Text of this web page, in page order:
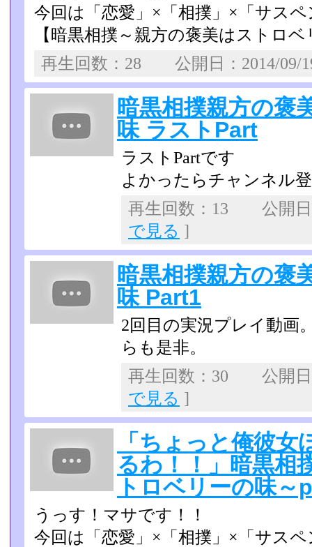
今回は「恋愛」×「相撲」×「サス
【暗黒相撲～親方の褒美はストロ
再生回数：28 公開日：2014/
暗黒相撲親方の褒
味 ラストPart
ラストPartです
よかったらチャンネル
再生回数：13 公開
で見る ]
暗黒相撲親方の褒
味 Part1
2回目の実況プレイ動画
らも是非。
再生回数：30 公開
で見る ]
「ちょっと俺彼
るわ！！」暗黒相
トロベリーの味
うっす！マサです！！
今回は「恋愛」×「相撲」×「サス